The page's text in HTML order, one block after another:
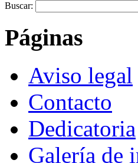
Buscar:
Páginas
Aviso legal
Contacto
Dedicatoria
Galería de